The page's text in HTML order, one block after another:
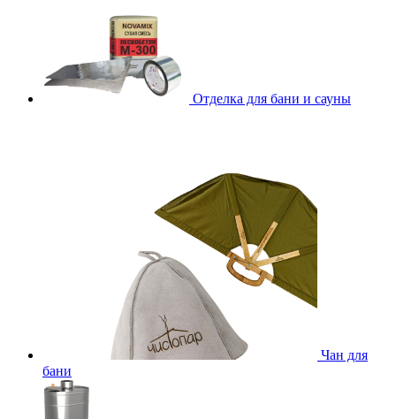
Отделка для бани и сауны
Чан для
бани